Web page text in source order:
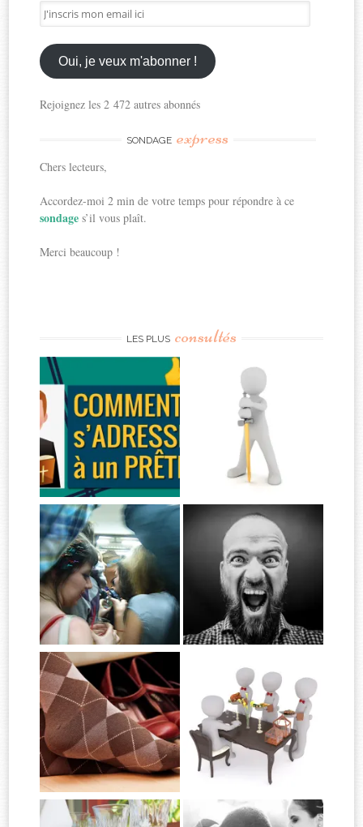
J'inscris
mon
email
ici
Oui, je veux m'abonner !
Rejoignez les 2 472 autres abonnés
SONDAGE express
Chers lecteurs,
Accordez-moi 2 min de votre temps pour répondre à ce
sondages’il vous plaît.
Merci beaucoup !
LES PLUS consultés